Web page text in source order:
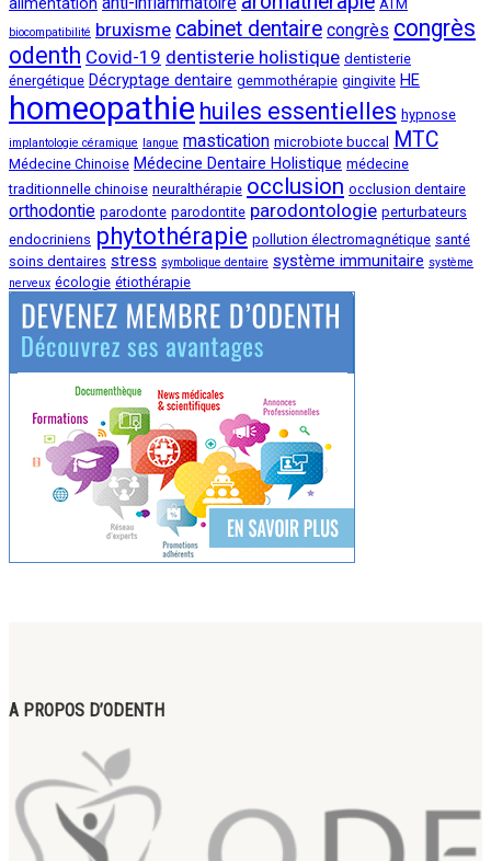
ATM
biocompatibilité bruxisme cabinet dentaire congrès congrès
odenth Covid-19 dentisterie holistique dentisterie
énergétique Décryptage dentaire gemmothérapie gingivite HE
homeopathie huiles essentielles hypnose
implantologie céramique langue mastication microbiote buccal MTC
Médecine Chinoise Médecine Dentaire Holistique médecine
traditionnelle chinoise neuralthérapie occlusion occlusion dentaire
orthodontie parodonte parodontite parodontologie perturbateurs
endocriniens phytothérapie pollution électromagnétique santé
soins dentaires stress symbolique dentaire système immunitaire système
nerveux écologie étiothérapie
A PROPOS D’ODENTH